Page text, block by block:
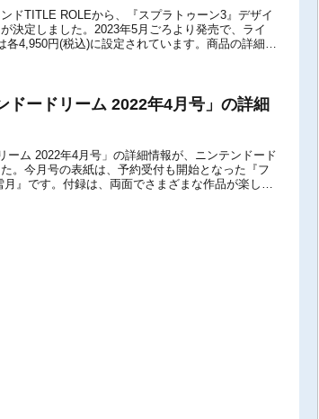
ドTITLE ROLEから、『スプラトゥーン3』デザイ
決定しました。2023年5月ごろより発売で、ライ
各4,950円(税込)に設定されています。商品の詳細は
ドードリーム 2022年4月号」の詳細
ーム 2022年4月号」の詳細情報が、ニンテンドード
。今月号の表紙は、予約受付も開始となった『フ
』です。付録は、両面でさまざまな作品が楽しめ